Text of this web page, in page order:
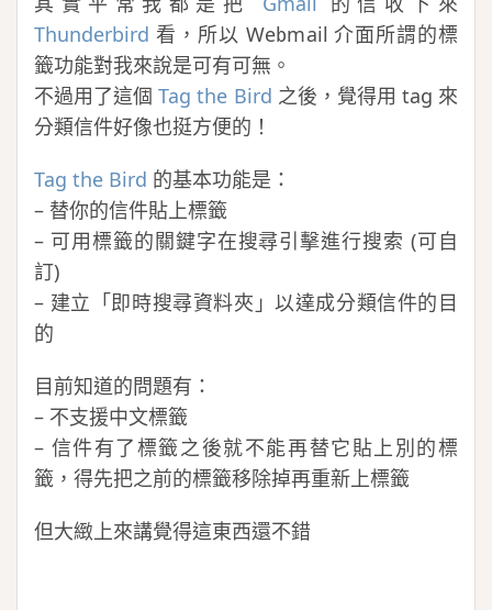
Thunderbird 看，所以 Webmail 介面所謂的標
籤功能對我來說是可有可無。
不過用了這個Tag the Bird 之後，覺得用 tag 來
分類信件好像也挺方便的！
Tag the Bird 的基本功能是：
– 替你的信件貼上標籤
– 可用標籤的關鍵字在搜尋引擊進行搜索 (可自
訂)
– 建立「即時搜尋資料夾」以達成分類信件的目
的
目前知道的問題有：
– 不支援中文標籤
– 信件有了標籤之後就不能再替它貼上別的標
籤，得先把之前的標籤移除掉再重新上標籤
但大緻上來講覺得這東西還不錯